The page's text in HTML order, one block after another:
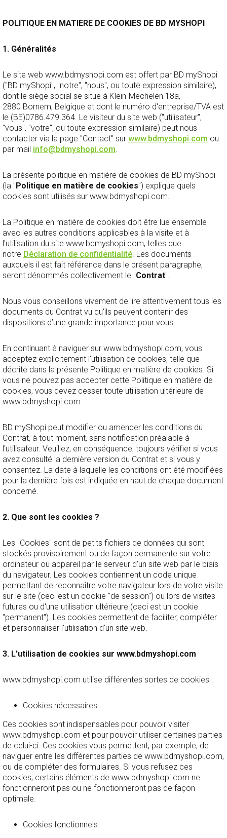
POLITIQUE EN MATIERE DE COOKIES DE BD MYSHOPI
1. Généralités
Le site web www.bdmyshopi.com est offert par BD myShopi
("BD myShopi", "notre", "nous", ou toute expression similaire),
dont le siège social se situe à Klein-Mechelen 18a,
2880 Bornem, Belgique et dont le numéro d'entreprise/TVA est
le (BE)0786.479.364. Le visiteur du site web ("utilisateur",
"vous", "votre", ou toute expression similaire) peut nous
contacter via la page "Contact" sur www.bdmyshopi.com ou
par mail info@bdmyshopi.com.
La présente politique en matière de cookies de BD myShopi
(la "Politique en matière de cookies") explique quels
cookies sont utilisés sur www.bdmyshopi.com.
La Politique en matière de cookies doit être lue ensemble
avec les autres conditions applicables à la visite et à
l'utilisation du site www.bdmyshopi.com, telles que
notre Déclaration de confidentialité. Les documents
auxquels il est fait référence dans le présent paragraphe,
seront dénommés collectivement le "Contrat".
Nous vous conseillons vivement de lire attentivement tous les
documents du Contrat vu qu'ils peuvent contenir des
dispositions d’une grande importance pour vous.
En continuant à naviguer sur www.bdmyshopi.com, vous
acceptez explicitement l'utilisation de cookies, telle que
décrite dans la présente Politique en matière de cookies. Si
vous ne pouvez pas accepter cette Politique en matière de
cookies, vous devez cesser toute utilisation ultérieure de
www.bdmyshopi.com.
BD myShopi peut modifier ou amender les conditions du
Contrat, à tout moment, sans notification préalable à
l'utilisateur. Veuillez, en conséquence, toujours vérifier si vous
avez consulté la dernière version du Contrat et si vous y
consentez. La date à laquelle les conditions ont été modifiées
pour la dernière fois est indiquée en haut de chaque document
concerné.
2. Que sont les cookies ?
Les "Cookies" sont de petits fichiers de données qui sont
stockés provisoirement ou de façon permanente sur votre
ordinateur ou appareil par le serveur d'un site web par le biais
du navigateur. Les cookies contiennent un code unique
permettant de reconnaître votre navigateur lors de votre visite
sur le site (ceci est un cookie "de session") ou lors de visites
futures ou d'une utilisation ultérieure (ceci est un cookie
"permanent"). Les cookies permettent de faciliter, compléter
et personnaliser l'utilisation d'un site web.
3. L'utilisation de cookies sur www.bdmyshopi.com
www.bdmyshopi.com utilise différentes sortes de cookies :
Cookies nécessaires
Ces cookies sont indispensables pour pouvoir visiter
www.bdmyshopi.com et pour pouvoir utiliser certaines parties
de celui-ci. Ces cookies vous permettent, par exemple, de
naviguer entre les différentes parties de www.bdmyshopi.com,
ou de compléter des formulaires. Si vous refusez ces
cookies, certains éléments de www.bdmyshopi.com ne
fonctionneront pas ou ne fonctionneront pas de façon
optimale.
Cookies fonctionnels